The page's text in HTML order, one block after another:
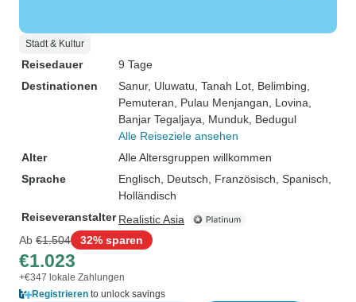
Stadt & Kultur
Reisedauer
9 Tage
Destinationen
Sanur, Uluwatu , Tanah Lot , Belimbing
Pemuteran , Pulau Menjangan , Lovina
Banjar Tegaljaya , Munduk , Bedugul
Alle Reiseziele ansehen
Alter
Alle Altersgruppen willkommen
Sprache
Englisch, Deutsch, Französisch, Spanisch,
Holländisch
Reiseveranstalter Realistic Asia
Ab €1.504 32% sparen
€1.023
+€347 lokale Zahlungen
Registrieren to unlock savings